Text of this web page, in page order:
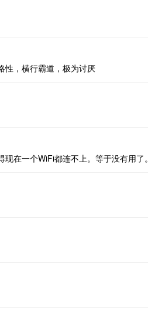
性，横行霸道，极为讨厌
在一个WiFi都连不上。等于没有用了。